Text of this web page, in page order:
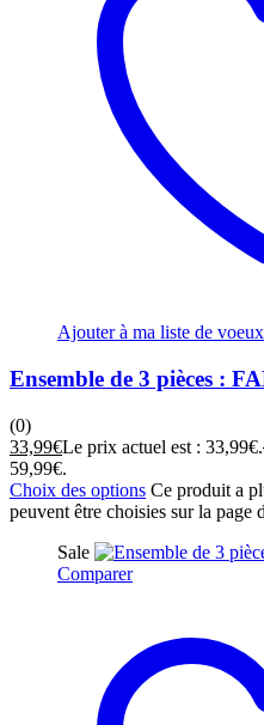
Ajouter à ma liste de voeux
Ensemble de 3 pièces :
(0)
33,99€Le prix actuel est : 33,99€.
59,99€.
Choix des options Ce produit a
peuvent être choisies sur la page
Sale
Comparer